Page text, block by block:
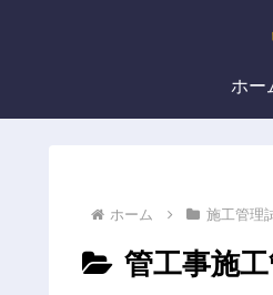
ホー
ホーム 施工管理
管工事施